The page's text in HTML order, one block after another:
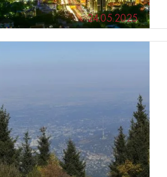
24.05.2025